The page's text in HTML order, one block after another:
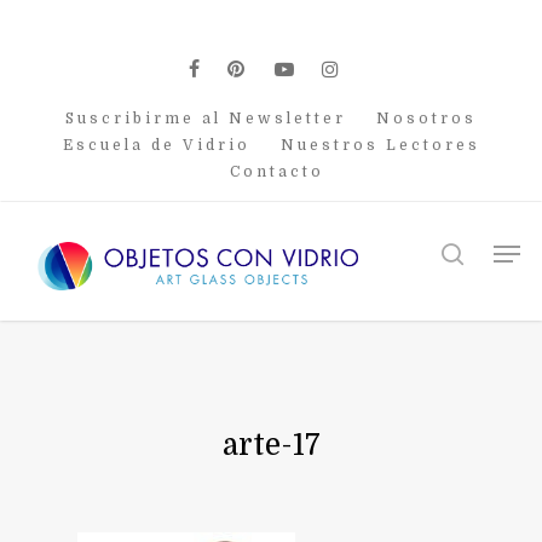
facebook
pinterest
youtubeinstagram
Suscribirme al Newsletter
Nosotros
Escuela de Vidrio
Nuestros Lectores
Contacto
search
arte-17